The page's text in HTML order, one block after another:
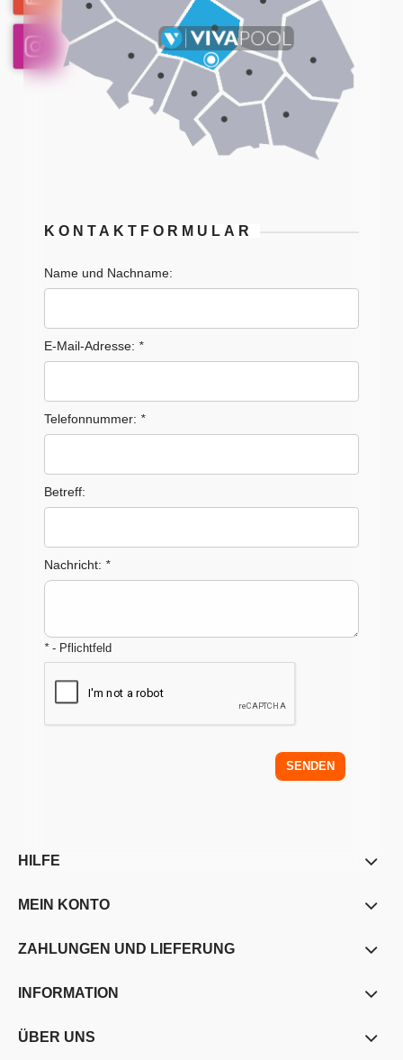
KONTAKTFORMULAR
Name und Nachname:
E-Mail-Adresse: *
Telefonnummer: *
Betreff:
Nachricht: *
*- Pflichtfeld
SENDEN
HILFE
MEIN KONTO
ZAHLUNGEN UND LIEFERUNG
INFORMATION
ÜBER UNS